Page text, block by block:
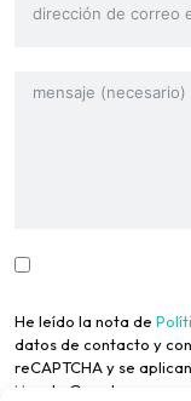
He leído la nota de
datos de contacto y
reCAPTCHA y se
Uso
de Google.